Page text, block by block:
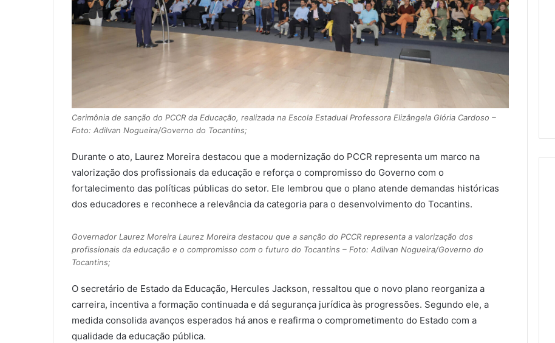
Cerimônia de sanção do PCCR da Educação, realizada na Escola Estadual Professora Elizângela Glória Cardoso –
Foto: Adilvan Nogueira/Governo do Tocantins;
Durante o ato, Laurez Moreira destacou que a modernização do PCCR representa um marco na
valorização dos profissionais da educação e reforça o compromisso do Governo com o
fortalecimento das políticas públicas do setor. Ele lembrou que o plano atende demandas históricas
dos educadores e reconhece a relevância da categoria para o desenvolvimento do Tocantins.
Governador Laurez Moreira Laurez Moreira destacou que a sanção do PCCR representa a valorização dos
profissionais da educação e o compromisso com o futuro do Tocantins – Foto: Adilvan Nogueira/Governo do
Tocantins;
O secretário de Estado da Educação, Hercules Jackson, ressaltou que o novo plano reorganiza a
carreira, incentiva a formação continuada e dá segurança jurídica às progressões. Segundo ele, a
medida consolida avanços esperados há anos e reafirma o comprometimento do Estado com a
qualidade da educação pública.